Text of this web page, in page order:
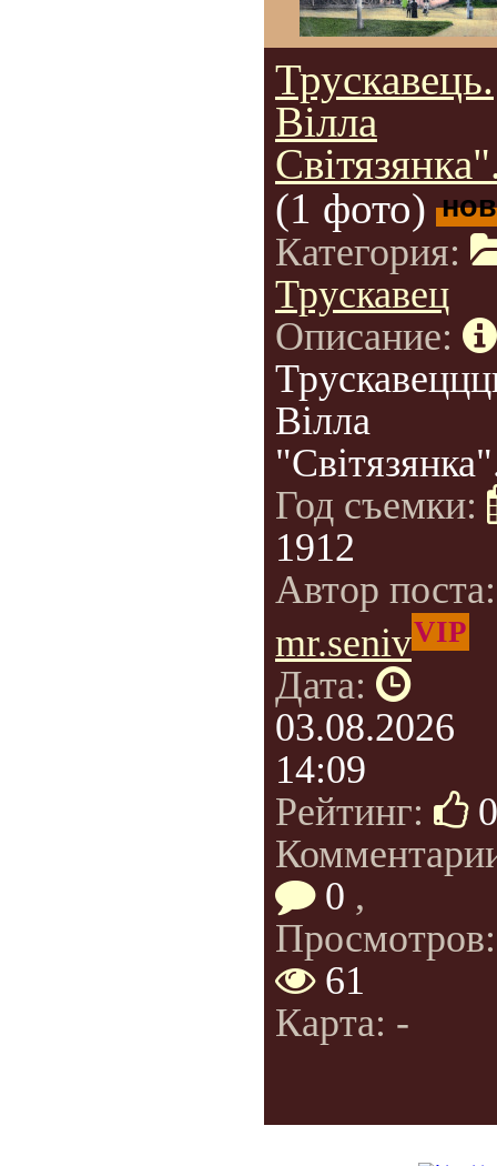
Трускавець.
Вілла
(1 фото)
Категория:
Трускавец
Описание:
Вілла
Год съемки:
1912
Автор
mr.senivVIP
Дата:
03.08.2026
14:09
Рейтинг:
0
0 ,
Просмотров:
61
Карта: -